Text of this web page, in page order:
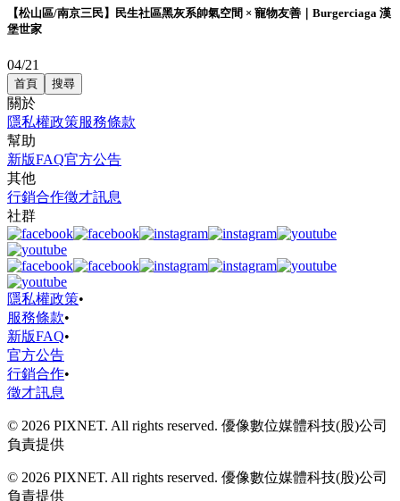
【松山區/南京三民】民生社區黑灰系帥氣空間 × 寵物友善｜Burgerciaga 漢
堡世家
04/21
首頁 搜尋
關於
隱私權政策服務條款
幫助
新版FAQ官方公告
其他
行銷合作徵才訊息
社群
隱私權政策•
服務條款•
新版FAQ•
官方公告
行銷合作•
徵才訊息
© 2026 PIXNET. All rights reserved. 優像數位媒體科技(股)公司
負責提供
© 2026 PIXNET. All rights reserved. 優像數位媒體科技(股)公司
負責提供